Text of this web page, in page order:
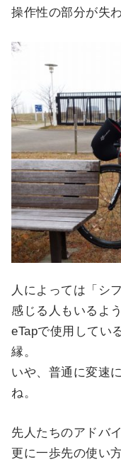
操作性の部分が失
人によっては「シ
感じる人もいるよ
eTapで使用してい
縁。
いや、普通に変速
ね。
先人たちのアドバ
更に一歩先の使い